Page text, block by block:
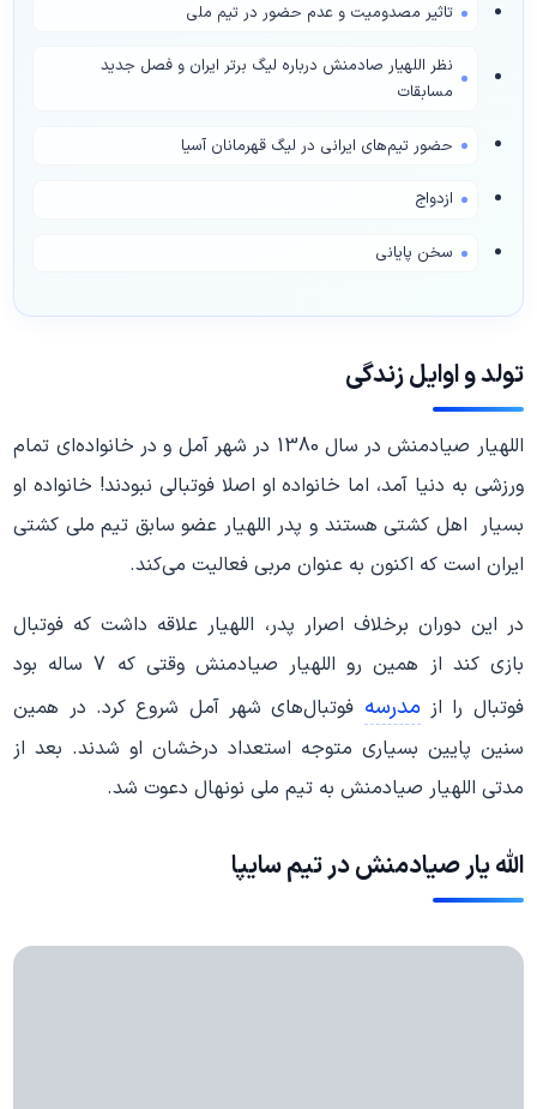
تاثیر مصدومیت و عدم حضور در تیم ملی
نظر اللهیار صادمنش درباره لیگ برتر ایران و فصل جدید
مسابقات
حضور تیم‌های ایرانی در لیگ قهرمانان آسیا
ازدواج
سخن پایانی
تولد و اوایل زندگی
اللهیار صیادمنش در سال 1380 در شهر آمل و در خانواده‌ای تمام
ورزشی به دنیا آمد، اما خانواده او اصلا فوتبالی نبودند! خانواده او
بسیار اهل کشتی هستند و پدر اللهیار عضو سابق تیم ملی کشتی
ایران است که اکنون به عنوان مربی فعالیت می‌کند.
در این دوران برخلاف اصرار پدر، اللهیار علاقه داشت که فوتبال
بازی کند از همین رو اللهیار صیادمنش وقتی که 7 ساله بود
فوتبال را از مدرسه فوتبال‌های شهر آمل شروع کرد. در همین
سنین پایین بسیاری متوجه استعداد درخشان او شدند. بعد از
مدتی اللهیار صیادمنش به تیم ملی نونهال دعوت شد.
الله یار صیادمنش در تیم سایپا